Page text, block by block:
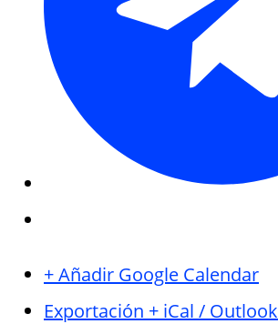
+ Añadir Google Calendar
Exportación + iCal / Outlook